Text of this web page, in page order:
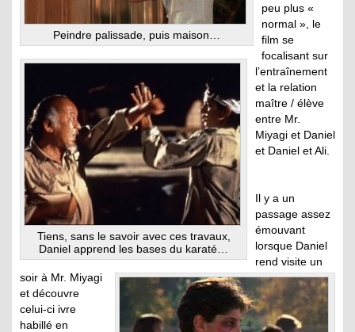
Peindre palissade, puis maison…
Tiens, sans le savoir avec ces travaux,
Daniel apprend les bases du karaté…
peu plus «
normal », le
film se
focalisant sur
l’entraînement
et la relation
maître / élève
entre Mr.
Miyagi et Daniel
et Daniel et Ali.
Il y a un
passage assez
émouvant
lorsque Daniel
rend visite un
soir à Mr. Miyagi
et découvre
celui-ci ivre
habillé en